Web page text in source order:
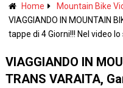
Home
Mountain Bike
VIAGGIANDO IN MOUNTAIN
tappe di 4 Giorni!!! Nel video
VIAGGIANDO IN
TRANS VARAITA,